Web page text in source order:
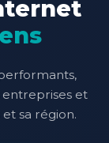
entreprises et
et sa région.